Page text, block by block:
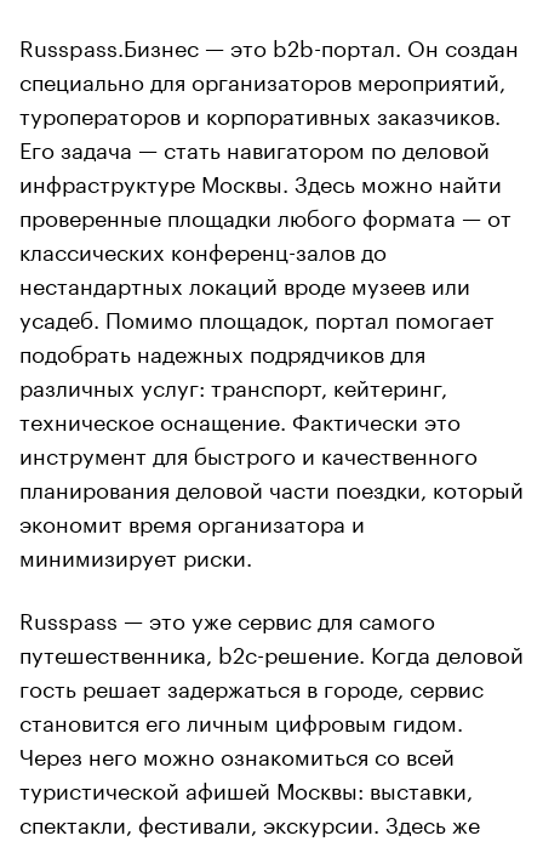
Russpass.Бизнес — это b2b-портал. Он создан
специально для организаторов мероприятий,
туроператоров и корпоративных заказчиков.
Его задача — стать навигатором по деловой
инфраструктуре Москвы. Здесь можно найти
проверенные площадки любого формата — от
классических конференц-залов до
нестандартных локаций вроде музеев или
усадеб. Помимо площадок, портал помогает
подобрать надежных подрядчиков для
различных услуг: транспорт, кейтеринг,
техническое оснащение. Фактически это
инструмент для быстрого и качественного
планирования деловой части поездки, который
экономит время организатора и
минимизирует риски.
Russpass — это уже сервис для самого
путешественника, b2c-решение. Когда деловой
гость решает задержаться в городе, сервис
становится его личным цифровым гидом.
Через него можно ознакомиться со всей
туристической афишей Москвы: выставки,
спектакли, фестивали, экскурсии. Здесь же